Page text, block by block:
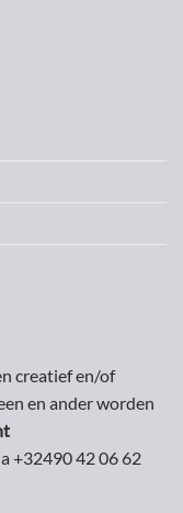
creatief en/of
en ander worden
+32490 42 06 62